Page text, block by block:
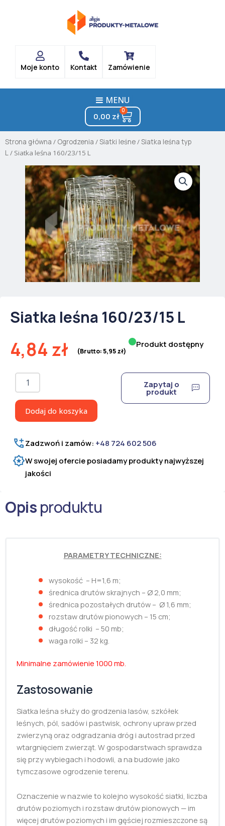
Moje konto Kontakt Zamówienie
MENU
0,00 zł
0
Cart
Strona główna / Ogrodzenia /Siatki leśne/Siatka leśna typ
L/ Siatka leśna 160/23/15 L
Siatka leśna 160/23/15 L
4,84 zł (Brutto:5,95zł)
Produkt dostępny
ilość
Siatka
160/23/15
L
Dodaj do koszyka
Zapytaj o
produkt
Zadzwoń i zamów: +48 724 602 506
W swojej ofercie posiadamy produkty najwyższej
jakości
Opisproduktu
PARAMETRY TECHNICZNE:
wysokość – H=1,6 m;
średnica drutów skrajnych – Ø 2,0 mm;
średnica pozostałych drutów – Ø 1,6 mm;
rozstaw drutów pionowych – 15 cm;
długość rolki – 50 mb;
waga rolki – 32 kg.
Minimalne zamówienie 1000 mb.
Zastosowanie
Siatka leśna służy do grodzenia lasów, szkółek
leśnych, pól, sadów i pastwisk, ochrony upraw przed
zwierzyną oraz odgradzania dróg i autostrad przed
wtargnięciem zwierząt. W gospodarstwach sprawdza
się przy wybiegach i hodowli, a na budowie jako
tymczasowe ogrodzenie terenu.
Oznaczenie w nazwie to kolejno wysokość siatki, liczba
drutów poziomych i rozstaw drutów pionowych — im
więcej drutów poziomych i im gęściej rozmieszczone są